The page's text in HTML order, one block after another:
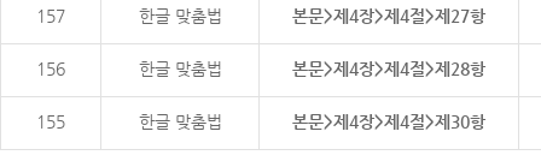
157 한글 맞춤법 본문>제4장>제4절>제27항
156 한글 맞춤법 본문>제4장>제4절>제28항
155 한글 맞춤법 본문>제4장>제4절>제30항